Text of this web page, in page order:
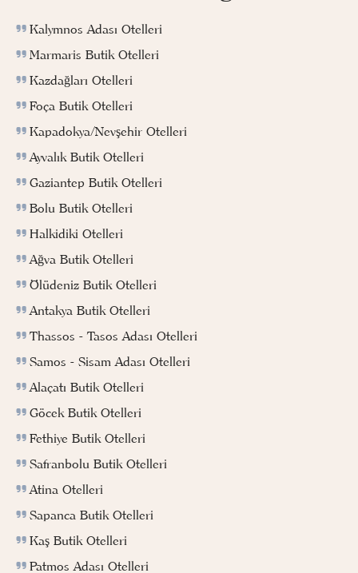
Kalymnos Adası Otelleri
Marmaris Butik Otelleri
Kazdağları Otelleri
Foça Butik Otelleri
Kapadokya/Nevşehir Otelleri
Ayvalık Butik Otelleri
Gaziantep Butik Otelleri
Bolu Butik Otelleri
Halkidiki Otelleri
Ağva Butik Otelleri
Ölüdeniz Butik Otelleri
Antakya Butik Otelleri
Thassos - Tasos Adası Otelleri
Samos - Sisam Adası Otelleri
Alaçatı Butik Otelleri
Göcek Butik Otelleri
Fethiye Butik Otelleri
Safranbolu Butik Otelleri
Atina Otelleri
Sapanca Butik Otelleri
Kaş Butik Otelleri
Patmos Adası Otelleri